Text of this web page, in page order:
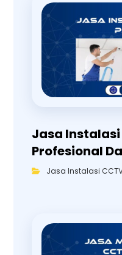
Jasa Instalasi
Profesional
Jasa Instalasi